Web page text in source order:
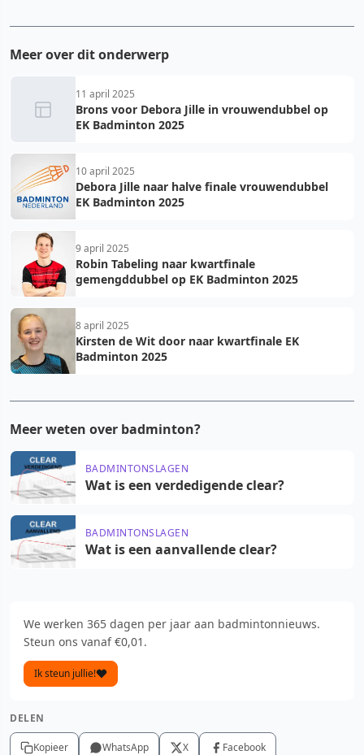
Meer over dit onderwerp
11 april 2025
Brons voor Debora Jille in vrouwendubbel op
EK Badminton 2025
10 april 2025
Debora Jille naar halve finale vrouwendubbel
EK Badminton 2025
9 april 2025
Robin Tabeling naar kwartfinale
gemengddubbel op EK Badminton 2025
8 april 2025
Kirsten de Wit door naar kwartfinale EK
Badminton 2025
Meer weten over badminton?
BADMINTONSLAGEN
Wat is een verdedigende clear?
BADMINTONSLAGEN
Wat is een aanvallende clear?
We werken 365 dagen per jaar aan badmintonnieuws.
Steun ons vanaf €0,01.
Ik steun jullie!
DELEN
Kopieer WhatsApp X Facebook